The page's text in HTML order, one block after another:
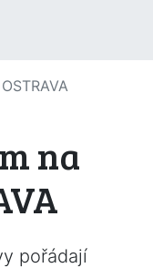
na
pořádají